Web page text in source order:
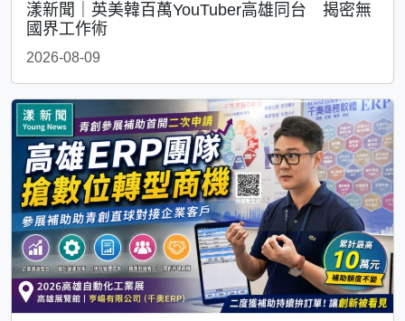
漾新聞｜英美韓百萬YouTuber高雄同台 揭密無
國界工作術
2026-08-09